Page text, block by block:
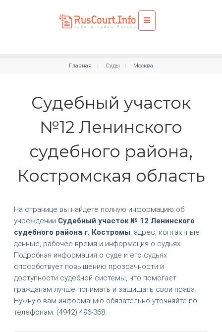
Главная Суды Москва
Судебный участок
№12 Ленинского
судебного района,
Костромская область
На странице вы найдете полную информацию об
учреждении Судебный участок № 12 Ленинского
судебного района г. Костромы: адрес, контактные
данные, рабочее время и информация о судьях.
Подробная информация о суде и его судьях
способствует повышению прозрачности и
доступности судебной системы, что помогает
гражданам лучше понимать и защищать свои права.
Нужную вам информацию обязательно уточняйте по
телефонам: (4942) 496-368.